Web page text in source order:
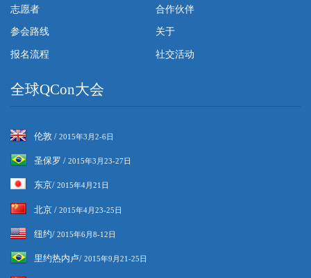
志愿者 合作伙伴
参会路线 关于
报名流程 社交活动
全球QCon大会
伦敦 / 2015年3月2-6日
圣保罗 / 2015年3月23-27日
东京/ 2015年4月21日
北京 / 2015年4月23-25日
纽约/ 2015年6月8-12日
里约热内卢/ 2015年9月21-25日